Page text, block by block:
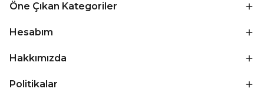
Öne Çıkan Kategoriler
Hesabım
Hakkımızda
Politikalar